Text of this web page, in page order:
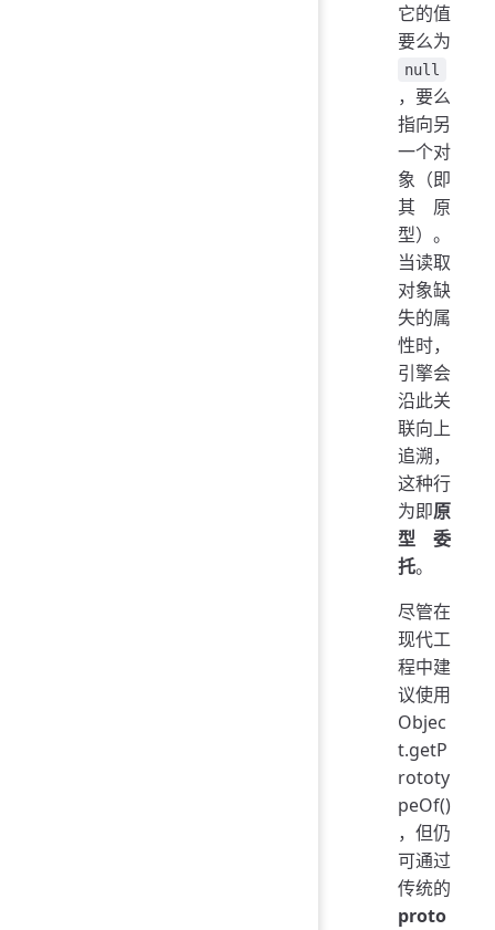
它的值
要么为
null
，要么
指向另
一个对
象（即
其原
型）。
当读取
对象缺
失的属
性时，
引擎会
沿此关
联向上
追溯，
这种行
为即原
型委
托。
尽管在
现代工
程中建
议使用
Objec
t.getP
rototy
peOf()
，但仍
可通过
传统的
proto